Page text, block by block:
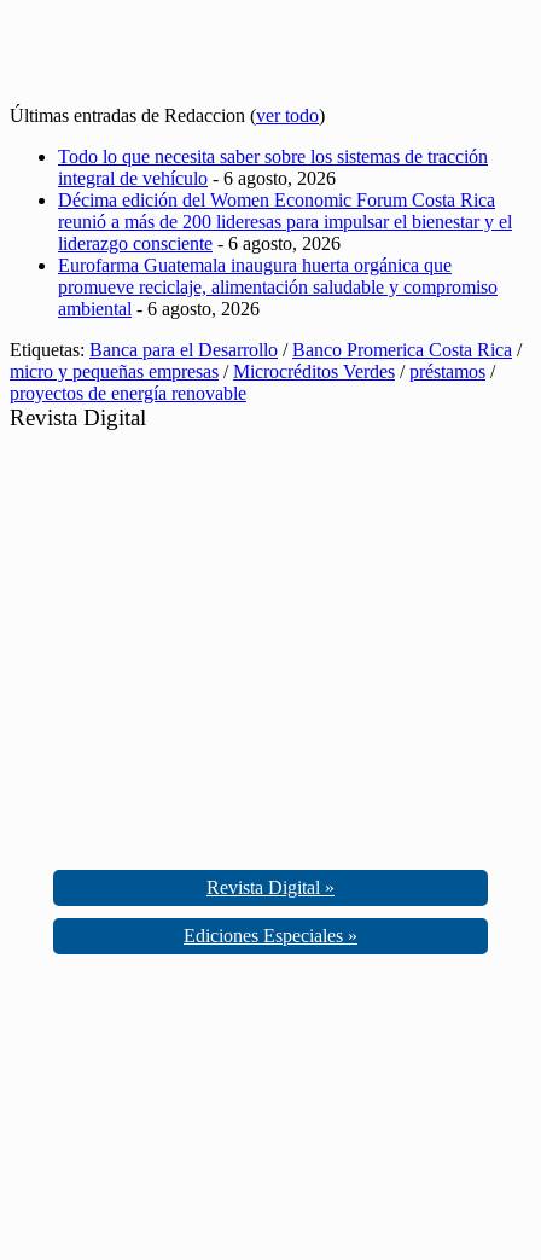
Últimas entradas de Redaccion (ver todo)
Todo lo que necesita saber sobre los sistemas de tracción
integral de vehículo - 6 agosto, 2026
Décima edición del Women Economic Forum Costa Rica
reunió a más de 200 lideresas para impulsar el bienestar y el
liderazgo consciente - 6 agosto, 2026
Eurofarma Guatemala inaugura huerta orgánica que
promueve reciclaje, alimentación saludable y compromiso
ambiental - 6 agosto, 2026
Etiquetas: Banca para el Desarrollo /Banco Promerica Costa Rica /
micro y pequeñas empresas /Microcréditos Verdes /préstamos /
proyectos de energía renovable
Revista Digital
Revista Digital »
Ediciones Especiales »